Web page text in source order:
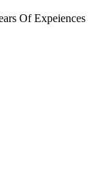
Of Expeiences